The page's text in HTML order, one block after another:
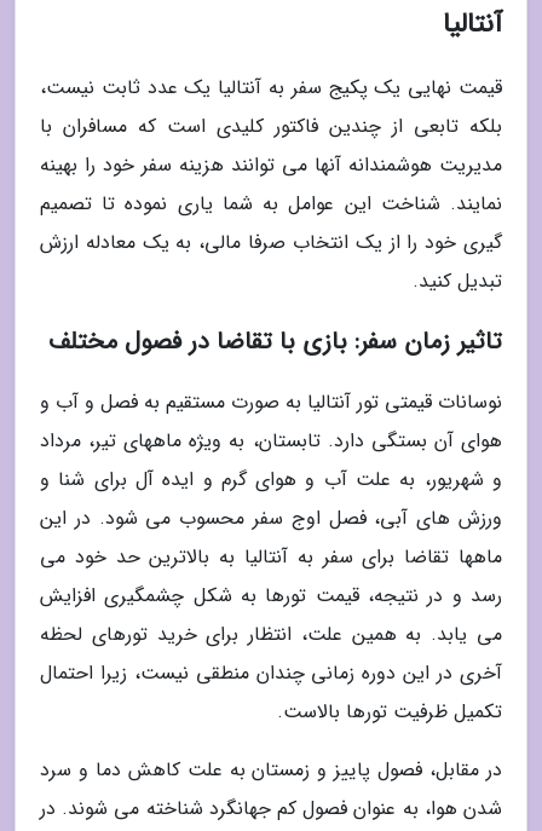
آنتالیا
قیمت نهایی یک پکیج سفر به آنتالیا یک عدد ثابت نیست،
بلکه تابعی از چندین فاکتور کلیدی است که مسافران با
مدیریت هوشمندانه آنها می توانند هزینه سفر خود را بهینه
نمایند. شناخت این عوامل به شما یاری نموده تا تصمیم
گیری خود را از یک انتخاب صرفا مالی، به یک معادله ارزش
تبدیل کنید.
تاثیر زمان سفر: بازی با تقاضا در فصول مختلف
نوسانات قیمتی تور آنتالیا به صورت مستقیم به فصل و آب و
هوای آن بستگی دارد. تابستان، به ویژه ماههای تیر، مرداد
و شهریور، به علت آب و هوای گرم و ایده آل برای شنا و
ورزش های آبی، فصل اوج سفر محسوب می شود. در این
ماهها تقاضا برای سفر به آنتالیا به بالاترین حد خود می
رسد و در نتیجه، قیمت تورها به شکل چشمگیری افزایش
می یابد. به همین علت، انتظار برای خرید تورهای لحظه
آخری در این دوره زمانی چندان منطقی نیست، زیرا احتمال
تکمیل ظرفیت تورها بالاست.
در مقابل، فصول پاییز و زمستان به علت کاهش دما و سرد
شدن هوا، به عنوان فصول کم جهانگرد شناخته می شوند. در